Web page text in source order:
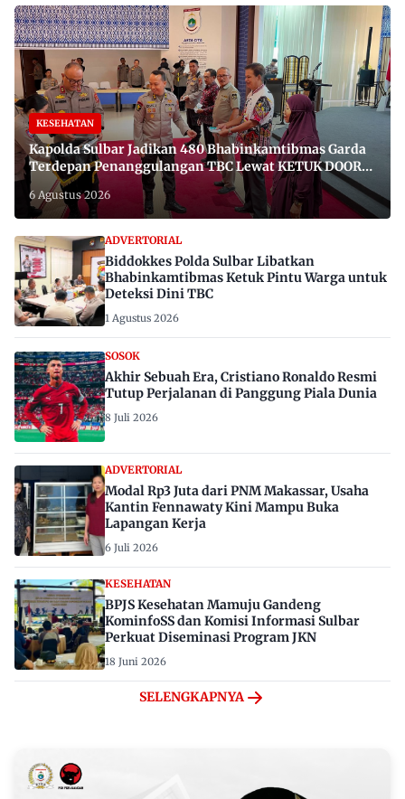
KESEHATAN
Kapolda Sulbar Jadikan 480 Bhabinkamtibmas Garda
Terdepan Penanggulangan TBC Lewat KETUK DOORS
di 650 Desa
6 Agustus 2026
ADVERTORIAL
Biddokkes Polda Sulbar Libatkan
Bhabinkamtibmas Ketuk Pintu Warga untuk
Deteksi Dini TBC
1 Agustus 2026
SOSOK
Akhir Sebuah Era, Cristiano Ronaldo Resmi
Tutup Perjalanan di Panggung Piala Dunia
8 Juli 2026
ADVERTORIAL
Modal Rp3 Juta dari PNM Makassar, Usaha
Kantin Fennawaty Kini Mampu Buka
Lapangan Kerja
6 Juli 2026
KESEHATAN
BPJS Kesehatan Mamuju Gandeng
KominfoSS dan Komisi Informasi Sulbar
Perkuat Diseminasi Program JKN
18 Juni 2026
SELENGKAPNYA